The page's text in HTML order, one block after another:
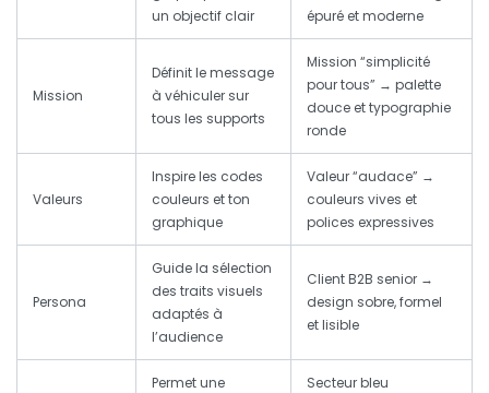
un objectif clair
épuré et moderne
Mission
Définit le message
à véhiculer sur
tous les supports
Mission “simplicité
pour tous” → palette
douce et typographie
ronde
Valeurs
Inspire les codes
couleurs et ton
graphique
Valeur “audace” →
couleurs vives et
polices expressives
Persona
Guide la sélection
des traits visuels
adaptés à
l’audience
Client B2B senior →
design sobre, formel
et lisible
Permet une
Secteur bleu